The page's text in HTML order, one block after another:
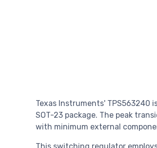
Texas Instruments' TPS563240
SOT-23 package. The peak
with minimum external